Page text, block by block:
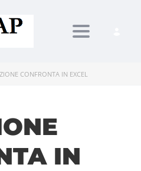
Toggle
CONFRONTA IN EXCEL
IN